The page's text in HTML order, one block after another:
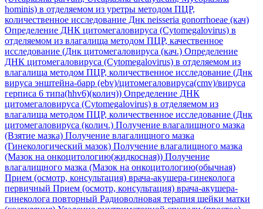
hominis) в отделяемом из уретры методом ПЦР,
количественное исследование Днк neisseria gonorrhoeae (кач)
Определение ДНК цитомегаловируса (Cytomegalovirus) в
отделяемом из влагалища методом ПЦР, качественное
исследование (Днк цитомегаловируса (кач.) Определение
ДНК цитомегаловируса (Cytomegalovirus) в отделяемом из
влагалища методом ПЦР, количественное исследование (Днк
вируса энштейна-барр (ebv)/цитомегаловируса(cmv)/вируса
герписа 6 типа(hhv6)(колич)) Определение ДНК
цитомегаловируса (Cytomegalovirus) в отделяемом из
влагалища методом ПЦР, количественное исследование (Днк
цитомегаловируса (колич.) Получение влагалищного мазка
(Взятие мазка) Получение влагалищного мазка
(Гинекологический мазок) Получение влагалищного мазка
(Мазок на онкоцитологию(жидкосная)) Получение
влагалищного мазка (Мазок на онкоцитологию(обычная)
Прием (осмотр, консультация) врача-акушера-гинеколога
первичный Прием (осмотр, консультация) врача-акушера-
гинеколога повторный Радиоволновая терапия шейки матки